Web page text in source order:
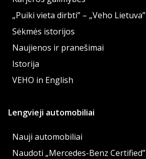
„Puiki vieta dirbti” – „Veho Lietuva”
Sėkmės istorijos
Naujienos ir pranešimai
Istorija
VEHO in English
Lengvieji automobiliai
Nauji automobiliai
Naudoti „Mercedes-Benz Certified”